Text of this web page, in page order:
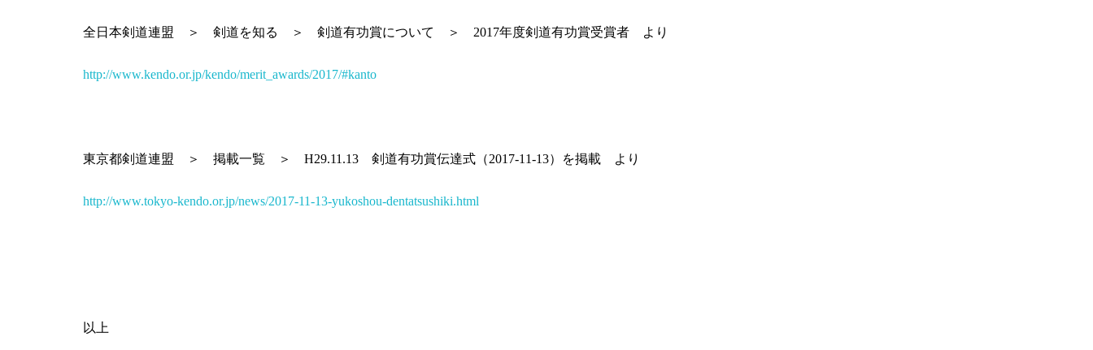
全日本剣道連盟 ＞ 剣道を知る ＞ 剣道有功賞について ＞ 2017年度剣道有功賞受賞者 より
http://www.kendo.or.jp/kendo/merit_awards/2017/#kanto
東京都剣道連盟 ＞ 掲載一覧 ＞ H29.11.13 剣道有功賞伝達式（2017-11-13）を掲載 より
http://www.tokyo-kendo.or.jp/news/2017-11-13-yukoshou-dentatsushiki.html
以上